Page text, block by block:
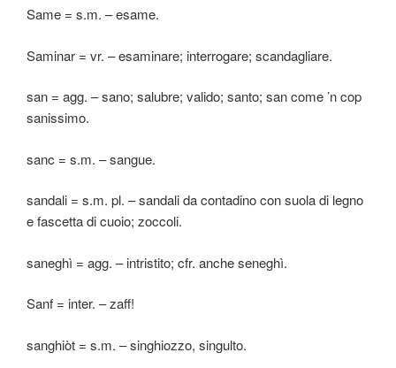
Same = s.m. – esame.
Saminar = vr. – esaminare; interrogare; scandagliare.
san = agg. – sano; salubre; valido; santo; san come ’n cop
sanissimo.
sanc = s.m. – sangue.
sandali = s.m. pl. – sandali da contadino con suola di legno
e fascetta di cuoio; zoccoli.
saneghì = agg. – intristito; cfr. anche seneghì.
Sanf = inter. – zaff!
sanghiòt = s.m. – singhiozzo, singulto.